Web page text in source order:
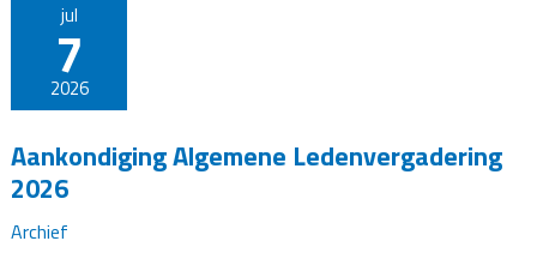
jul
7
2026
Aankondiging Algemene Ledenvergadering
2026
Archief